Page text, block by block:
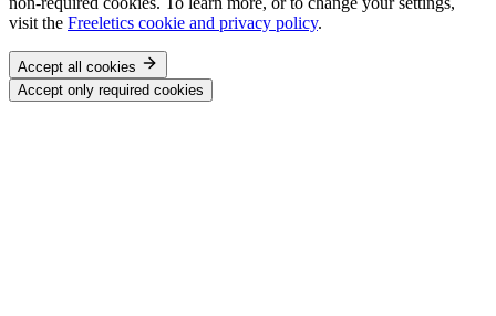
visit the Freeletics cookie and privacy policy.
Accept all cookies
Accept only required cookies